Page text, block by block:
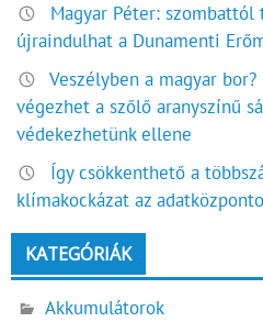
Magyar Péter: szombattól
újraindulhat a Dunamenti
Veszélyben a magyar
végezhet a szőlő aranyszínű
védekezhetünk ellene
Így csökkenthető a
klímakockázat az
KATEGÓRIÁK
Akkumulátorok